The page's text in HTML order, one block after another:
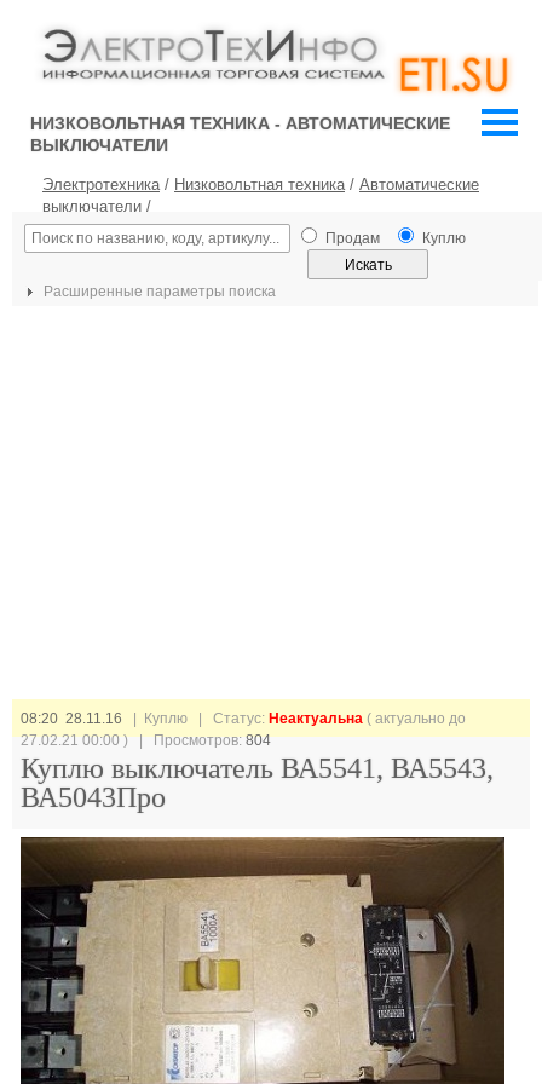
НИЗКОВОЛЬТНАЯ ТЕХНИКА - АВТОМАТИЧЕСКИЕ
ВЫКЛЮЧАТЕЛИ
Электротехника/ Низковольтная техника/ Автоматические
выключатели /
Продам Куплю
Расширенные параметры поиска
08:20 28.11.16 | Куплю | Статус: Неактуальна ( актуально до
27.02.21 00:00 ) | Просмотров:804
Куплю выключатель ВА5541, ВА5543,
ВА5043Про